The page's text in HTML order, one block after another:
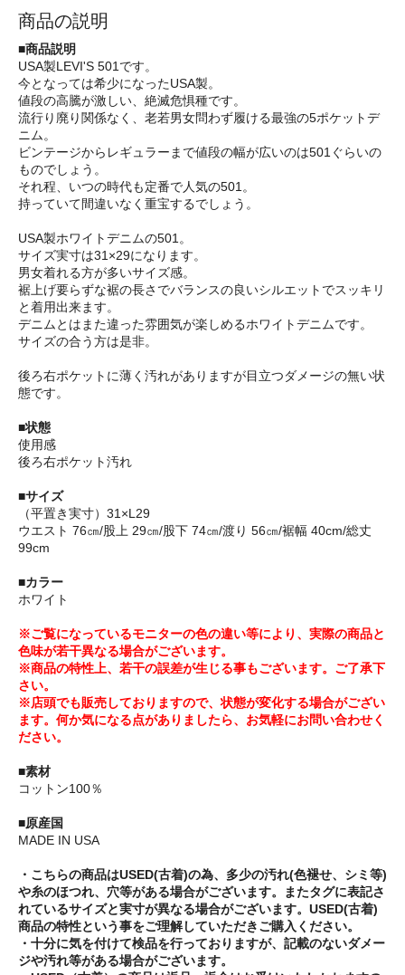
商品の説明
■商品説明
USA製LEVI'S 501です。
今となっては希少になったUSA製。
値段の高騰が激しい、絶滅危惧種です。
流行り廃り関係なく、老若男女問わず履ける最強の5ポケットデ
ニム。
ビンテージからレギュラーまで値段の幅が広いのは501ぐらいの
ものでしょう。
それ程、いつの時代も定番で人気の501。
持っていて間違いなく重宝するでしょう。
USA製ホワイトデニムの501。
サイズ実寸は31×29になります。
男女着れる方が多いサイズ感。
裾上げ要らずな裾の長さでバランスの良いシルエットでスッキリ
と着用出来ます。
デニムとはまた違った雰囲気が楽しめるホワイトデニムです。
サイズの合う方は是非。
後ろ右ポケットに薄く汚れがありますが目立つダメージの無い状
態です。
■状態
使用感
後ろ右ポケット汚れ
■サイズ
（平置き実寸）31×L29
ウエスト 76㎝/股上 29㎝/股下 74㎝/渡り 56㎝/裾幅 40cm/総丈
99cm
■カラー
ホワイト
※ご覧になっているモニターの色の違い等により、実際の商品と
色味が若干異なる場合がございます。
※商品の特性上、若干の誤差が生じる事もございます。ご了承下
さい。
※店頭でも販売しておりますので、状態が変化する場合がござい
ます。何か気になる点がありましたら、お気軽にお問い合わせく
ださい。
■素材
コットン100％
■原産国
MADE IN USA
・こちらの商品はUSED(古着)の為、多少の汚れ(色褪せ、シミ等)
や糸のほつれ、穴等がある場合がございます。またタグに表記さ
れているサイズと実寸が異なる場合がございます。USED(古着)
商品の特性という事をご理解していただきご購入ください。
・十分に気を付けて検品を行っておりますが、記載のないダメー
ジや汚れ等がある場合がございます。